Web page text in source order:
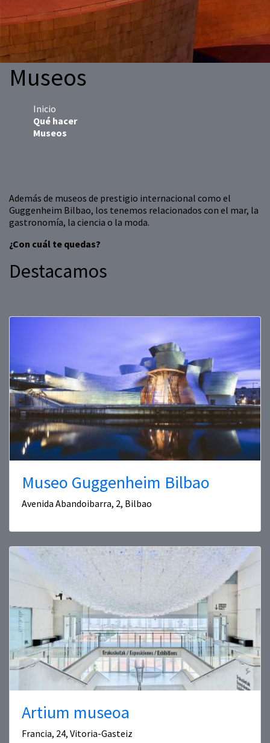
Museos
Inicio
Qué hacer
Museos
Además de museos de prestigio internacional como el
Guggenheim Bilbao, los tenemos relacionados con el mar, la
gastronomía, la ciencia o la moda.
¿Con cuál te quedas?
Destacamos
Museo Guggenheim Bilbao
Avenida Abandoibarra, 2, Bilbao
Artium museoa
Francia, 24, Vitoria-Gasteiz